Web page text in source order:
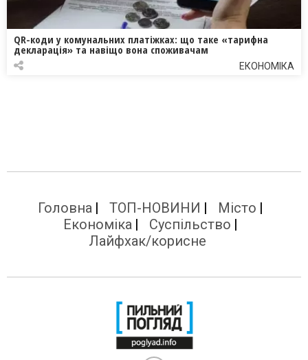
QR-коди у комунальних платіжках: що таке «тарифна
декларація» та навіщо вона споживачам
ЕКОНОМІКА
Головна ТОП-НОВИНИ
Місто
Економіка
Суспільство
Лайфхак/корисне